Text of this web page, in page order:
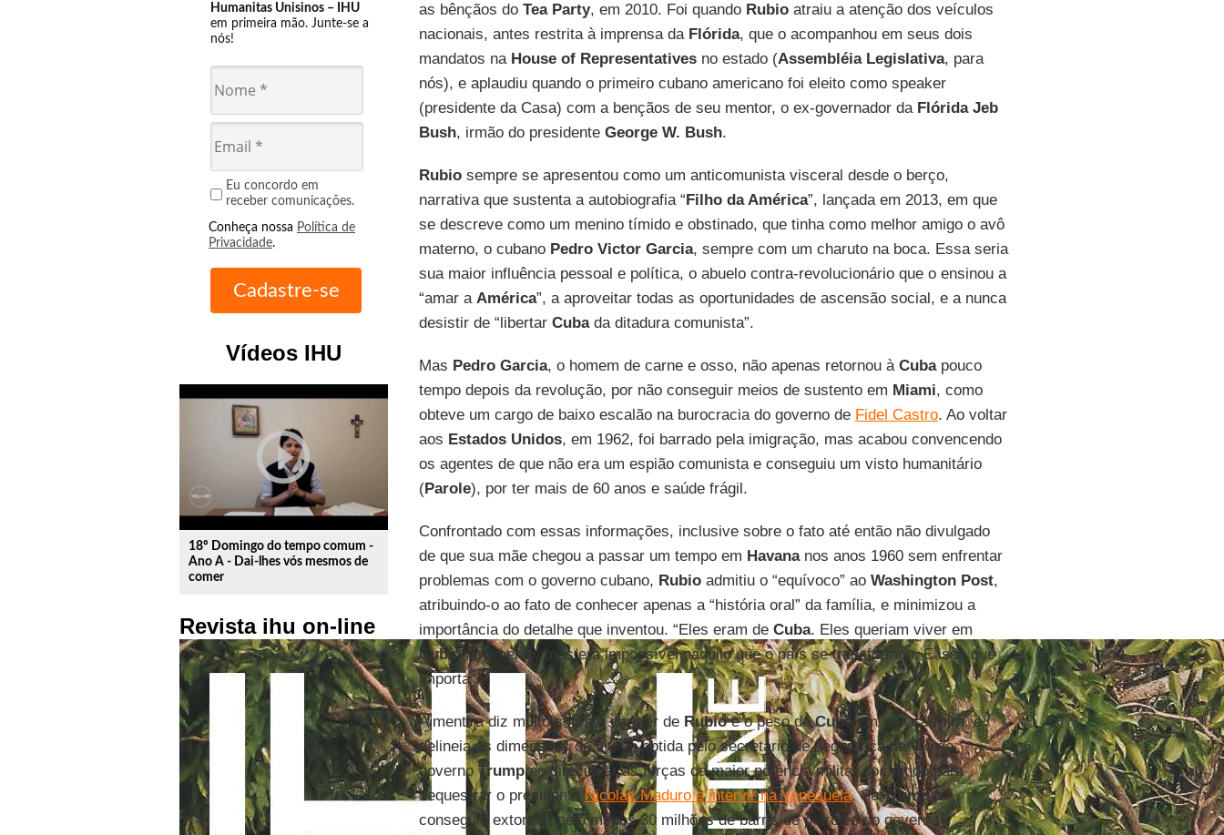
Humanitas Unisinos – IHU
em primeira mão. Junte-se a
nós!
Eu concordo em
receber comunicações.
Conheça nossa Política de
Privacidade.
Vídeos IHU
play_circle_outline
18º Domingo do tempo comum -
Ano A - Dai-lhes vós mesmos de
comer
Revista ihu on-line
as bênçãos do Tea Party, em 2010. Foi quando Rubioatraiu a atenção dos veículos
nacionais, antes restrita à imprensa da Flórida, que o acompanhou em seus dois
mandatos na House of Representativesno estado (Assembléia Legislativa, para
nós), e aplaudiu quando o primeiro cubano americano foi eleito como speaker
(presidente da Casa) com a bençãos de seu mentor, o ex-governador da Flórida Jeb
Bush, irmão do presidente George W. Bush.
Rubiosempre se apresentou como um anticomunista visceral desde o berço,
narrativa que sustenta a autobiografia “Filho da América”, lançada em 2013, em que
se descreve como um menino tímido e obstinado, que tinha como melhor amigo o avô
materno, o cubano Pedro Victor Garcia, sempre com um charuto na boca. Essa seria
sua maior influência pessoal e política, o abuelo contra-revolucionário que o ensinou a
“amar a América”, a aproveitar todas as oportunidades de ascensão social, e a nunca
desistir de “libertar Cubada ditadura comunista”.
Mas Pedro Garcia, o homem de carne e osso, não apenas retornou à Cubapouco
tempo depois da revolução, por não conseguir meios de sustento em Miami, como
obteve um cargo de baixo escalão na burocracia do governo de Fidel Castro. Ao voltar
aos Estados Unidos, em 1962, foi barrado pela imigração, mas acabou convencendo
os agentes de que não era um espião comunista e conseguiu um visto humanitário
(Parole), por ter mais de 60 anos e saúde frágil.
Confrontado com essas informações, inclusive sobre o fato até então não divulgado
de que sua mãe chegou a passar um tempo em Havananos anos 1960 sem enfrentar
problemas com o governo cubano, Rubioadmitiu o “equívoco” ao Washington Post,
atribuindo-o ao fato de conhecer apenas a “história oral” da família, e minimizou a
importância do detalhe que inventou. “Eles eram de Cuba. Eles queriam viver em
Cubanovamente, mas era impossível naquilo que o país se transformou. É isso que
importa”.
A mentira diz muito sobre o caráter de Rubioe o peso deCuba em sua carreira, e
delineia as dimensões da vitória obtida pelo secretário de segurança dentro do
governoTrumpao direcionar as forças da maior potência militar do mundo para
sequestrar o presidenteNicolás Maduro e intervir na Venezuela. SeTrumpjá
conseguiu extorquir pelo menos 30 milhões de barris de petróleo do governo